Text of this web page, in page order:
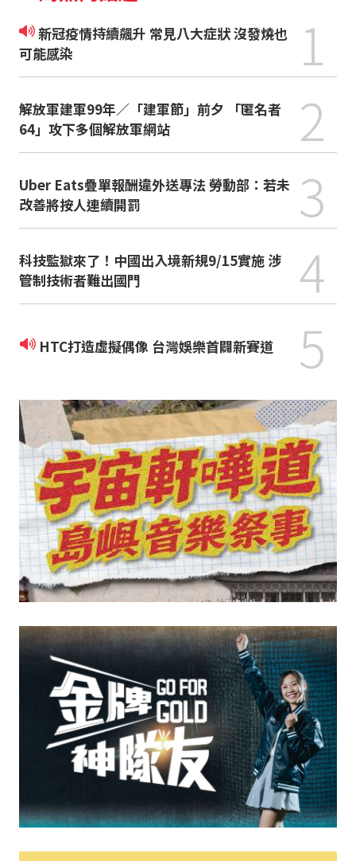
新冠疫情持續飆升 常見八大症狀 沒發燒也
可能感染
1
解放軍建軍99年／「建軍節」前夕 「匿名者
64」攻下多個解放軍網站
2
Uber Eats疊單報酬違外送專法 勞動部：若未
改善將按人連續開罰
3
科技監獄來了！中國出入境新規9/15實施 涉
管制技術者難出國門
4
HTC打造虛擬偶像 台灣娛樂首闢新賽道 5